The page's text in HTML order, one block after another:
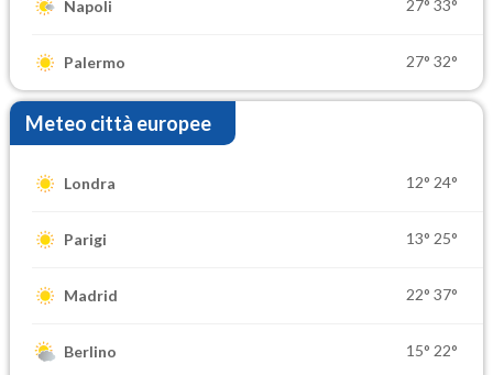
Napoli 27° 33°
Palermo 27° 32°
Meteo città europee
Londra 12° 24°
Parigi 13° 25°
Madrid 22° 37°
Berlino 15° 22°